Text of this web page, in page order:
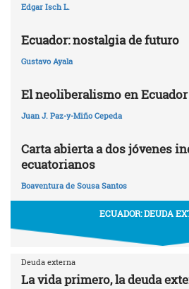
Edgar Isch L.
Ecuador: nostalgia de futuro
Gustavo Ayala
El neoliberalismo en Ecuador
Juan J. Paz-y-Miño Cepeda
Carta abierta a dos jóvenes
ecuatorianos
Boaventura de Sousa Santos
ECUADOR: DEUDA
Deuda externa
La vida primero, la deuda